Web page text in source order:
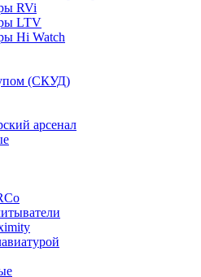
RVi
LTV
Hi Watch
(СКУД)
арсенал